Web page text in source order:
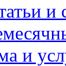
и
и